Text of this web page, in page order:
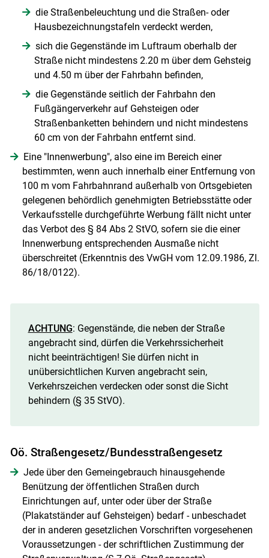
die Straßenbeleuchtung und die Straßen- oder
Hausbezeichnungstafeln verdeckt werden,
sich die Gegenstände im Luftraum oberhalb der
Straße nicht mindestens 2.20 m über dem Gehsteig
und 4.50 m über der Fahrbahn befinden,
die Gegenstände seitlich der Fahrbahn den
Fußgängerverkehr auf Gehsteigen oder
Straßenbanketten behindern und nicht mindestens
60 cm von der Fahrbahn entfernt sind.
Eine "Innenwerbung", also eine im Bereich einer
bestimmten, wenn auch innerhalb einer Entfernung von
100 m vom Fahrbahnrand außerhalb von Ortsgebieten
gelegenen behördlich genehmigten Betriebsstätte oder
Verkaufsstelle durchgeführte Werbung fällt nicht unter
das Verbot des § 84 Abs 2 StVO, sofern sie die einer
Innenwerbung entsprechenden Ausmaße nicht
überschreitet (Erkenntnis des VwGH vom 12.09.1986, Zl.
86/18/0122).
ACHTUNG: Gegenstände, die neben der Straße
angebracht sind, dürfen die Verkehrssicherheit
nicht beeinträchtigen! Sie dürfen nicht in
unübersichtlichen Kurven angebracht sein,
Verkehrszeichen verdecken oder sonst die Sicht
behindern (§ 35 StVO).
Oö. Straßengesetz/Bundesstraßengesetz
Jede über den Gemeingebrauch hinausgehende
Benützung der öffentlichen Straßen durch
Einrichtungen auf, unter oder über der Straße
(Plakatständer auf Gehsteigen) bedarf - unbeschadet
der in anderen gesetzlichen Vorschriften vorgesehenen
Voraussetzungen - der schriftlichen Zustimmung der